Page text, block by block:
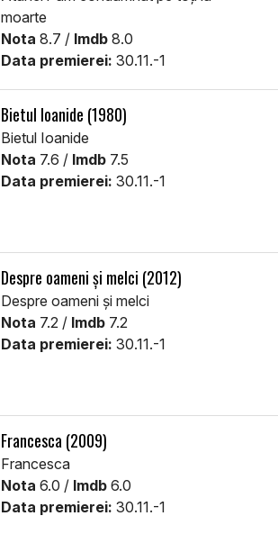
moarte
Nota 8.7 / Imdb 8.0
Data premierei: 30.11.-1
Bietul Ioanide (1980)
Bietul Ioanide
Nota 7.6 / Imdb 7.5
Data premierei: 30.11.-1
Despre oameni și melci (2012)
Despre oameni și melci
Nota 7.2 / Imdb 7.2
Data premierei: 30.11.-1
Francesca (2009)
Francesca
Nota 6.0 / Imdb 6.0
Data premierei: 30.11.-1